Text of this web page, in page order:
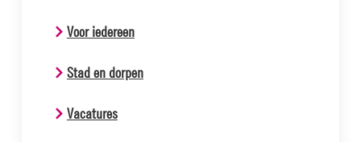
Voor iedereen
Stad en dorpen
Vacatures